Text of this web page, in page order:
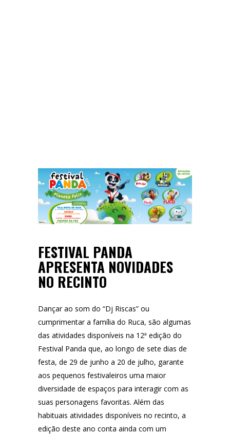
FESTIVAL PANDA
APRESENTA NOVIDADES
NO RECINTO
Dançar ao som do “Dj Riscas” ou
cumprimentar a família do Ruca, são algumas
das atividades disponíveis na 12ª edição do
Festival Panda que, ao longo de sete dias de
festa, de 29 de junho a 20 de julho, garante
aos pequenos festivaleiros uma maior
diversidade de espaços para interagir com as
suas personagens favoritas. Além das
habituais atividades disponíveis no recinto, a
edição deste ano conta ainda com um